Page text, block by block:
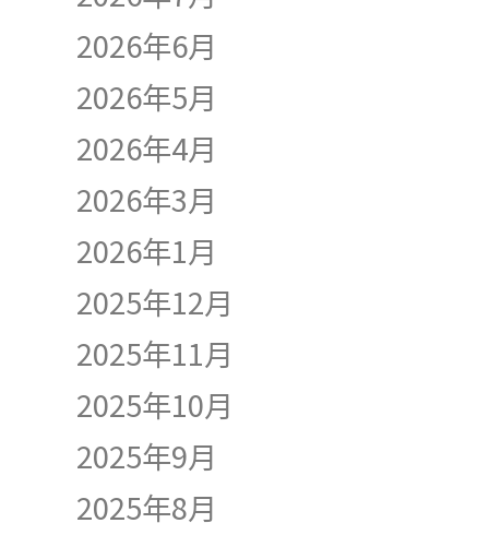
2026年6月
2026年5月
2026年4月
2026年3月
2026年1月
2025年12月
2025年11月
2025年10月
2025年9月
2025年8月